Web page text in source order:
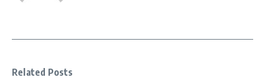
Related Posts